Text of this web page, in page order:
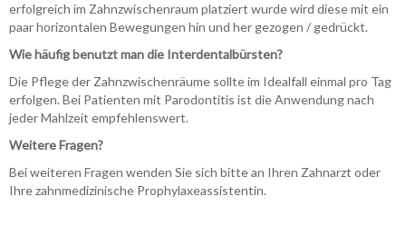
erfolgreich im Zahnzwischenraum platziert wurde wird diese mit ein
paar horizontalen Bewegungen hin und her gezogen / gedrückt.
Wie häufig benutzt man die Interdentalbürsten?
Die Pflege der Zahnzwischenräume sollte im Idealfall einmal pro Tag
erfolgen. Bei Patienten mit Parodontitis ist die Anwendung nach
jeder Mahlzeit empfehlenswert.
Weitere Fragen?
Bei weiteren Fragen wenden Sie sich bitte an Ihren Zahnarzt oder
Ihre zahnmedizinische Prophylaxeassistentin.